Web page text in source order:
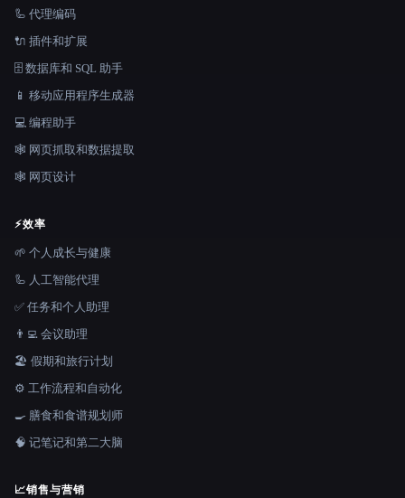
🦾 代理编码
🔌 插件和扩展
🗄️ 数据库和 SQL 助手
📱 移动应用程序生成器
💻 编程助手
🕸️ 网页抓取和数据提取
🕸 网页设计
⚡效率
🌱 个人成长与健康
🦾 人工智能代理
✅ 任务和个人助理
👨‍💻 会议助理
🏖 假期和旅行计划
⚙️ 工作流程和自动化
🍳 膳食和食谱规划师
🧠 记笔记和第二大脑
📈销售与营销